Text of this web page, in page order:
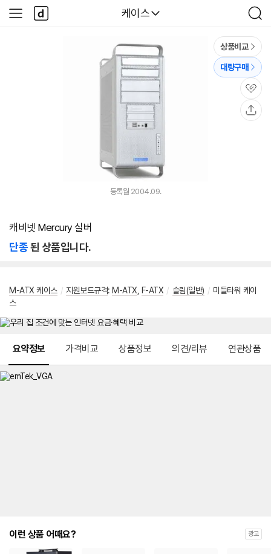
다나와
케이스
검
색
사
이
다
나
와
상품비교
대량구매
관
심
등록월 2004.09.
캐비넷 Mercury 실버
단종된 상품입니다.
M-ATX 케이스 / 지원보드규격: M-ATX F-ATX / 슬림(일반) / 미들타워 케이
스
요약정보 가격비교 상품정보 의견/리뷰 연관상품
이런 상품 어때요? 광고